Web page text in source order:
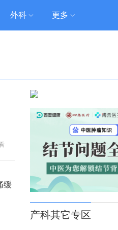
外科 更多
缓
产科其它专区